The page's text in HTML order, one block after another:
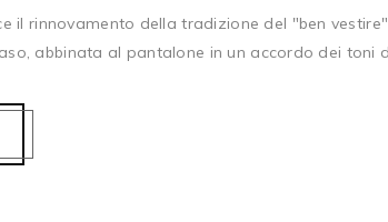
il rinnovamento della tradizione del "ben
abbinata al pantalone in un accordo dei toni